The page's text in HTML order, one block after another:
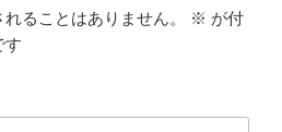
ることはありません。 ※ が付
す